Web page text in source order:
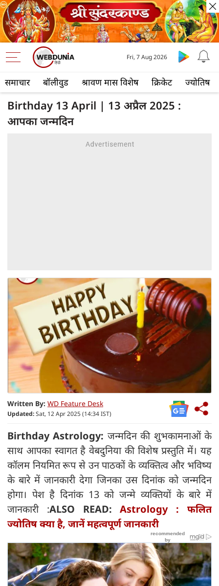
समाचार बॉलीवुड श्रावण मास विशेष क्रिकेट ज्योतिष
Fri, 7 Aug 2026
Birthday 13 April | 13 अप्रैल 2025 :
आपका जन्मदिन
Written By: WD Feature Desk
Updated:Sat, 12 Apr 2025 (14:34 IST)
Birthday Astrology: जन्मदिन की शुभकामनाओं के
साथ आपका स्वागत है वेबदुनिया की विशेष प्रस्तुति में। यह
कॉलम नियमित रूप से उन पाठकों के व्यक्तित्व और भविष्य
के बारे में जानकारी देगा जिनका उस दिनांक को जन्मदिन
होगा। पेश है दिनांक 13 को जन्मे व्यक्तियों के बारे में
जानकारी :ALSO READ:Astrology : फलित
ज्योतिष क्या है, जानें मह‍त्वपूर्ण जानकारी